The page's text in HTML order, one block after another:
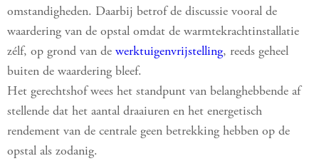
omstandigheden. Daarbij betrof de discussie vooral de
waardering van de opstal omdat de warmtekrachtinstallatie
zélf, op grond van de werktuigenvrijstelling, reeds geheel
buiten de waardering bleef.
Het gerechtshof wees het standpunt van belanghebbende af
stellende dat het aantal draaiuren en het energetisch
rendement van de centrale geen betrekking hebben op de
opstal als zodanig.